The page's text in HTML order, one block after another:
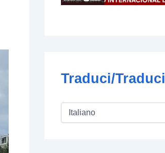
Traduci/Traduci